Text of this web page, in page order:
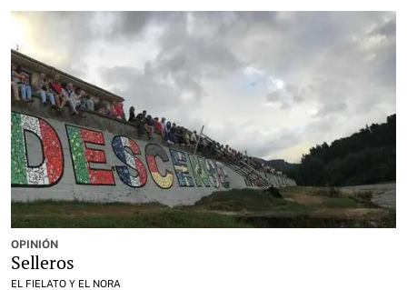
OPINIÓN
Selleros
EL FIELATO Y EL NORA